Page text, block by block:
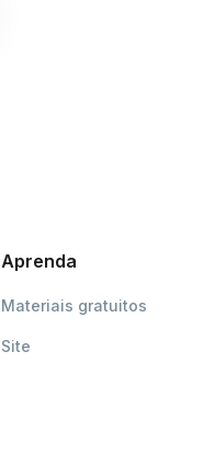
Aprenda
Materiais gratuitos
Site